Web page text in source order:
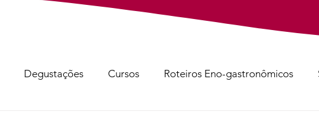
Degustações Cursos Roteiros Eno-gastronômicos